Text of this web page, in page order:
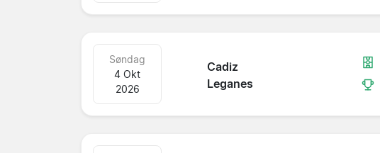
Cadiz
Leganes
Søndag
4 Okt
2026